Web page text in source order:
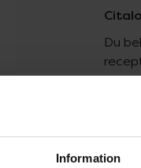
Information
Du